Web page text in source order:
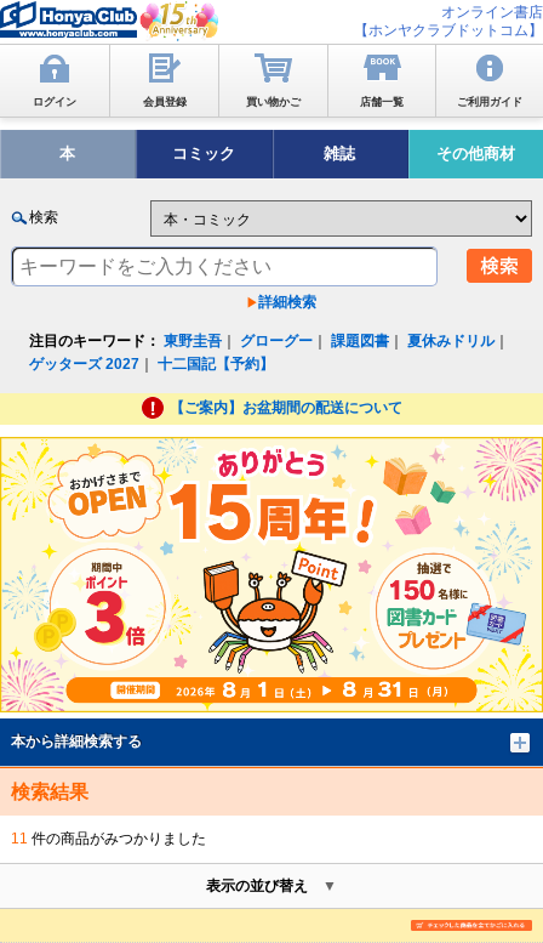
オンライン書店
【ホンヤクラブドットコム】
ログイン 会員登録 買い物かご 店舗一覧 ご利用ガイド
本 コミック 雑誌 その他商材
検索
詳細検索
注目のキーワード： 東野圭吾 グローグー ｜課題図書 ｜夏休みドリル｜
ゲッターズ 2027 ｜十二国記【予約】
【ご案内】お盆期間の配送について
本から詳細検索する
検索結果
11 件の商品がみつかりました
表示の並び替え